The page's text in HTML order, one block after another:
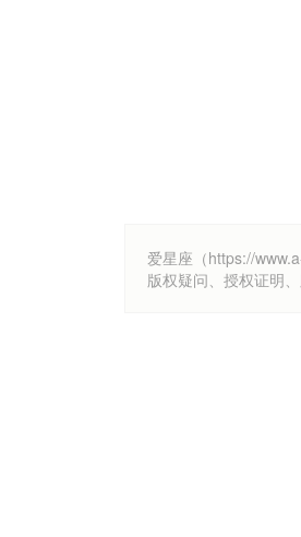
爱星座（https://
版权疑问、授权证明